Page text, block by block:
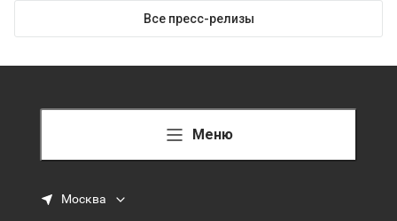
Все пресс-релизы
Меню
Москва